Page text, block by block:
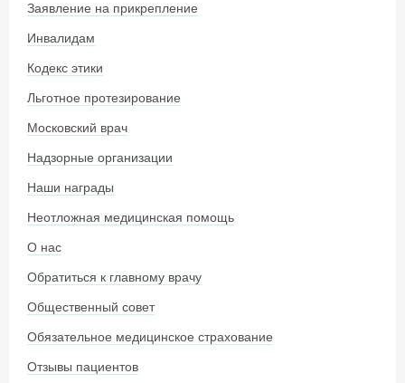
Заявление на прикрепление
Инвалидам
Кодекс этики
Льготное протезирование
Московский врач
Надзорные организации
Наши награды
Неотложная медицинская помощь
О нас
Обратиться к главному врачу
Общественный совет
Обязательное медицинское страхование
Отзывы пациентов